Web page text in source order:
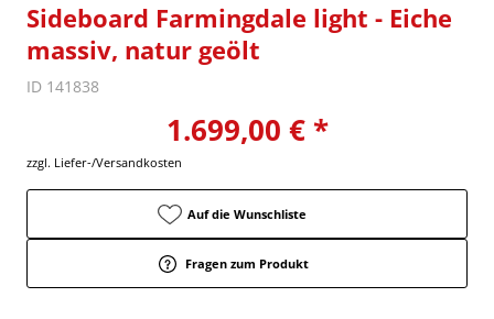
Sideboard Farmingdale light - Eiche
massiv, natur geölt
ID 141838
1.699,00 € *
zzgl. Liefer-/Versandkosten
Auf die Wunschliste
Fragen zum Produkt